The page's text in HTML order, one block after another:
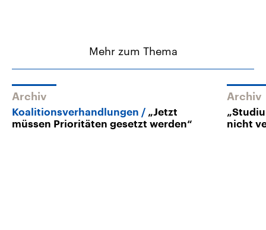
Mehr zum Thema
Archiv
Koalitionsverhandlungen
„Jetzt
müssen Prioritäten gesetzt werden“
Archiv
nicht